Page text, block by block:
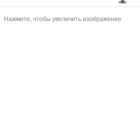
Нажмите, чтобы увеличить изображение